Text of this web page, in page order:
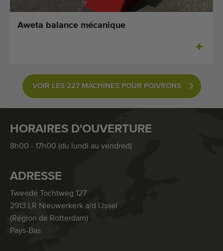
Aweta balance mécanique
VOIR LES 227 MACHINES POUR POIVRONS
HORAIRES D'OUVERTURE
8h00 - 17h00 (du lundi au vendred)
ADRESSE
Tweede Tochtweg 127
2913 LR Nieuwerkerk a/d IJssel
(Région de Rotterdam)
Pays-Bas